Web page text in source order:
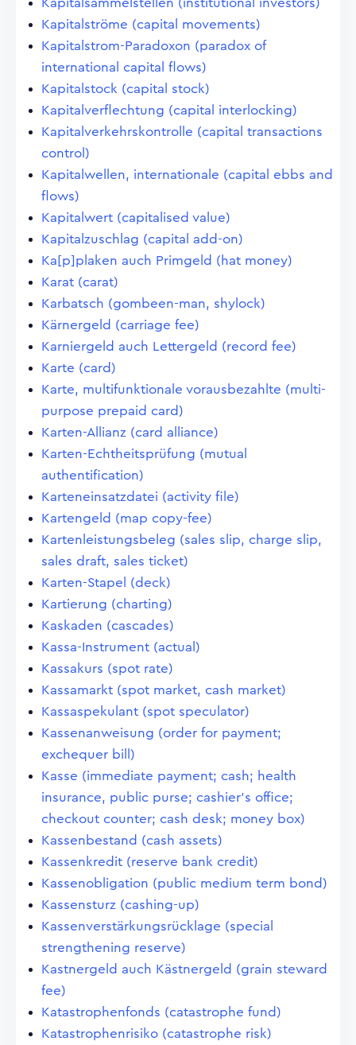
Kapitalsammelstellen (institutional investors)
Kapitalströme (capital movements)
Kapitalstrom-Paradoxon (paradox of
international capital flows)
Kapitalstock (capital stock)
Kapitalverflechtung (capital interlocking)
Kapitalverkehrskontrolle (capital transactions
control)
Kapitalwellen, internationale (capital ebbs and
flows)
Kapitalwert (capitalised value)
Kapitalzuschlag (capital add-on)
Ka[p]plaken auch Primgeld (hat money)
Karat (carat)
Karbatsch (gombeen-man, shylock)
Kärnergeld (carriage fee)
Karniergeld auch Lettergeld (record fee)
Karte (card)
Karte, multifunktionale vorausbezahlte (multi-
purpose prepaid card)
Karten-Allianz (card alliance)
Karten-Echtheitsprüfung (mutual
authentification)
Karteneinsatzdatei (activity file)
Kartengeld (map copy-fee)
Kartenleistungsbeleg (sales slip, charge slip,
sales draft, sales ticket)
Karten-Stapel (deck)
Kartierung (charting)
Kaskaden (cascades)
Kassa-Instrument (actual)
Kassakurs (spot rate)
Kassamarkt (spot market, cash market)
Kassaspekulant (spot speculator)
Kassenanweisung (order for payment;
exchequer bill)
Kasse (immediate payment; cash; health
insurance, public purse; cashier's office;
checkout counter; cash desk; money box)
Kassenbestand (cash assets)
Kassenkredit (reserve bank credit)
Kassenobligation (public medium term bond)
Kassensturz (cashing-up)
Kassenverstärkungsrücklage (special
strengthening reserve)
Kastnergeld auch Kästnergeld (grain steward
fee)
Katastrophenfonds (catastrophe fund)
Katastrophenrisiko (catastrophe risk)